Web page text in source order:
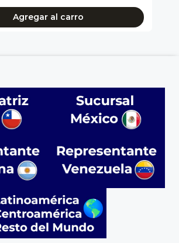
Agregar al carro